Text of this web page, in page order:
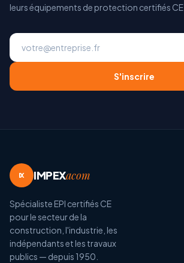
leurs équipements de protection certifiés CE.
S'inscrire
IX IMPEXacom
Spécialiste EPI certifiés CE
pour le secteur de la
construction, l'industrie, les
indépendants et les travaux
publics — depuis 1950.